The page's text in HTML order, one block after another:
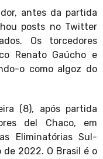
antes da partida
posts no Twitter
Os torcedores
Renato Gaúcho e
o como algoz do
(8), após partida
del Chaco, em
Eliminatórias Sul-
de 2022. O Brasil é o